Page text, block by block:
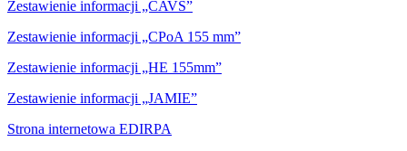
Zestawienie informacji „CAVS”
Zestawienie informacji „CPoA 155 mm”
Zestawienie informacji „HE 155mm”
Zestawienie informacji „JAMIE”
Strona internetowa EDIRPA